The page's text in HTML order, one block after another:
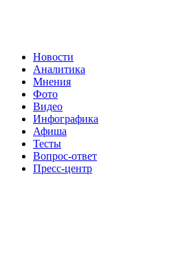
Новости
Аналитика
Мнения
Фото
Видео
Инфографика
Афиша
Тесты
Вопрос-ответ
Пресс-центр